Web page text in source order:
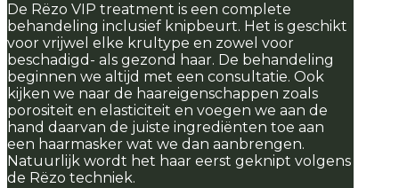
De Rëzo VIP treatment is een complete
behandeling inclusief knipbeurt. Het is geschikt
voor vrijwel elke krultype en zowel voor
beschadigd- als gezond haar. De behandeling
beginnen we altijd met een consultatie. Ook
kijken we naar de haareigenschappen zoals
porositeit en elasticiteit en voegen we aan de
hand daarvan de juiste ingrediënten toe aan
een haarmasker wat we dan aanbrengen.
Natuurlijk wordt het haar eerst geknipt volgens
de Rëzo techniek.